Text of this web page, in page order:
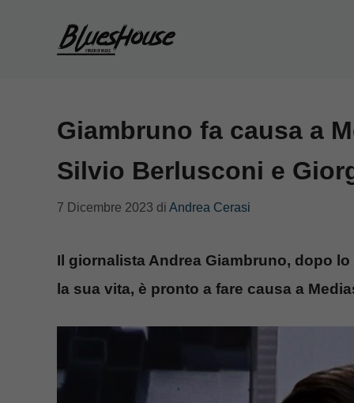
Giambruno fa causa a
Silvio Berlusconi e
7 Dicembre 2023 di Andrea Cerasi
Il giornalista Andrea Giambruno, dopo
la sua vita, è pronto a fare causa a